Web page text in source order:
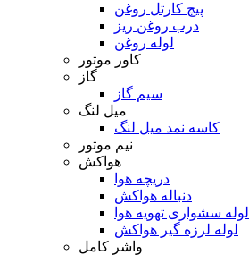
پیچ کارتل روغن
درب روغن ریز
لوله روغن
کاور موتور
گاز
سیم گاز
میل لنگ
کاسه نمد میل لنگ
نیم موتور
هواکش
دریچه هوا
دنباله هواکش
لوله سشواری تهویه هوا
لوله لرزه گیر هواکش
واشر کامل